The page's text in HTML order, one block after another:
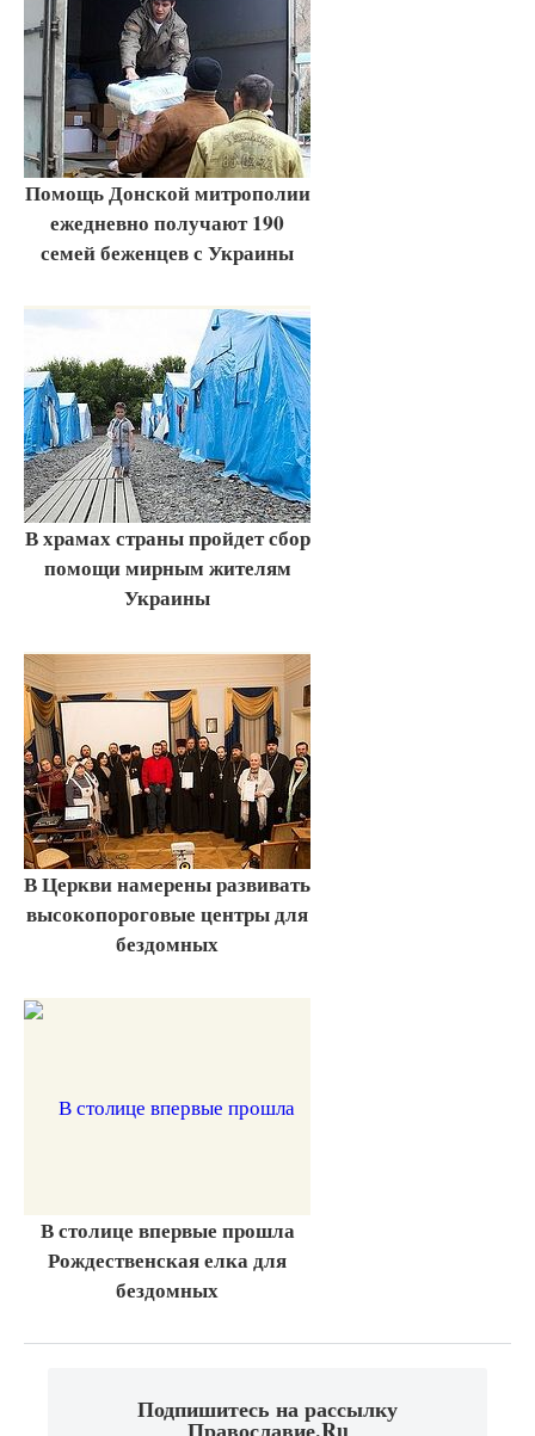
Помощь Донской митрополии
ежедневно получают 190
семей беженцев с Украины
В храмах страны пройдет сбор
помощи мирным жителям
Украины
В Церкви намерены развивать
высокопороговые центры для
бездомных
В столице впервые прошла
Рождественская елка для
бездомных
Подпишитесь на рассылку